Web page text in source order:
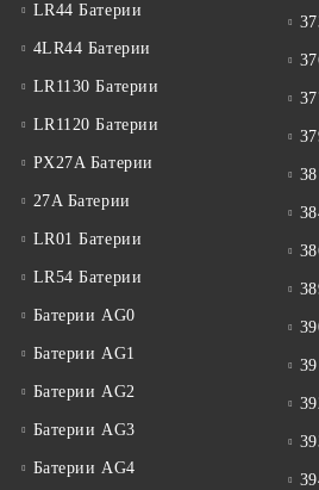
LR44 Батерии
4LR44 Батерии
LR1130 Батерии
LR1120 Батерии
PX27A Батерии
27A Батерии
LR01 Батерии
LR54 Батерии
Батерии AG0
Батерии AG1
Батерии AG2
Батерии AG3
Батерии AG4